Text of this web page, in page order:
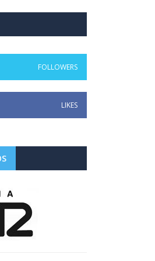
FOLLOWERS
LIKES